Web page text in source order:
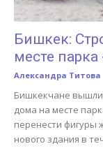
Бишкек:
месте
Александра Титова
Бишкекчане вышли
дома на месте
перенести фигуры
нового здания в